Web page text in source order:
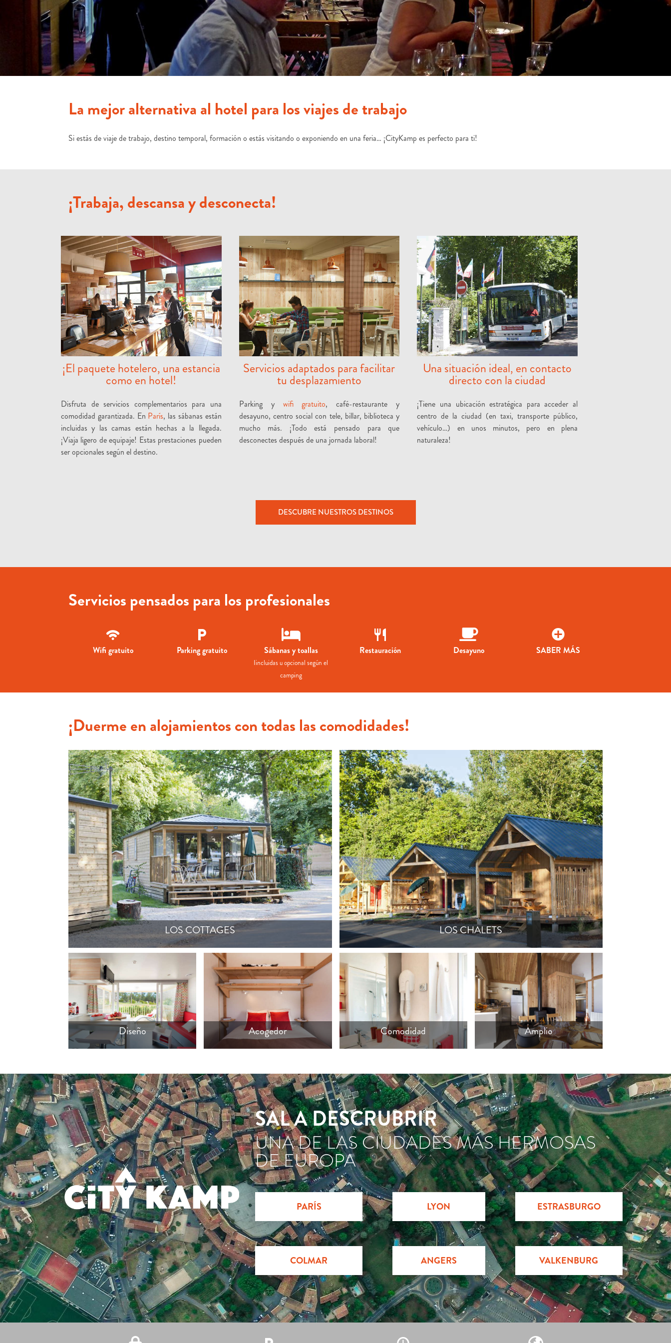
La mejor alternativa al hotel para los viajes de trabajo
Si estás de viaje de trabajo, destino temporal, formación o estás visitando o exponiendo en una feria… ¡CityKamp es perfecto para ti!
¡Trabaja, descansa y desconecta!
¡El paquete hotelero, una estancia
como en hotel!
Disfruta de servicios complementarios para una
comodidad garantizada. En París, las sábanas están
incluidas y las camas están hechas a la llegada.
¡Viaja ligero de equipaje! Estas prestaciones pueden
ser opcionales según el destino.
Servicios adaptados para facilitar
tu desplazamiento
Parking y wifi gratuito, café-restaurante y
desayuno, centro social con tele, billar, biblioteca y
mucho más. ¡Todo está pensado para que
desconectes después de una jornada laboral!
Una situación ideal, en contacto
directo con la ciudad
¡Tiene una ubicación estratégica para acceder al
centro de la ciudad (en taxi, transporte público,
vehículo…) en unos minutos, pero en plena
naturaleza!
DESCUBRE NUESTROS DESTINOS
Servicios pensados para los profesionales
Wifi gratuito Parking gratuito Sábanas y toallas
Iincluidas u opcional según el
camping
Restauración Desayuno SABER MÁS
¡Duerme en alojamientos con todas las comodidades!
LOS COTTAGES
2 habitaciones, cocina equipada, baño, televisión, terraza y parking cerca del
alojamiento. Para una persona o para compartir. Para una o más noches. ¡Todo
es posible! ¡La alternativa natural al hotel!
LOS CHALETS
2 habitaciones, cocina equipada, baño, televisión, terraza y parking cerca del
alojamiento. Para una persona o para compartir. Para una o más noches. ¡Todo
es posible! ¡La alternativa natural al hotel!
Diseño
Interior de cabaña
Acogedor
Habitación de chalet
Comodidad
Baño del cottage
Amplio
Interior del chalet
SAL A DESCRUBRIR
UNA DE LAS CIUDADES MÁS HERMOSAS
DE EUROPA
PARÍS LYON ESTRASBURGO
COLMAR ANGERS VALKENBURG